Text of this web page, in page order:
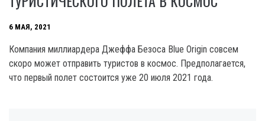
6 МАЯ, 2021
Компания миллиардера Джеффа Безоса Blue Origin совсем
скоро может отправить туристов в космос. Предполагается,
что первый полет состоится уже 20 июля 2021 года.